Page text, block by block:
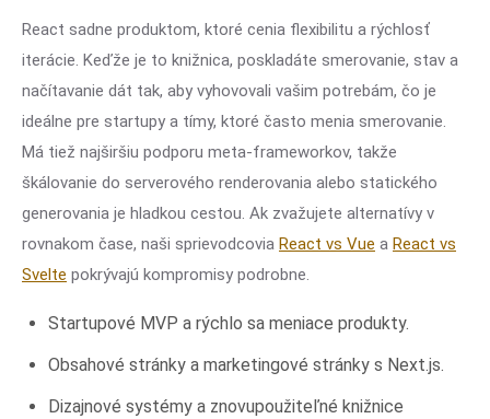
React sadne produktom, ktoré cenia flexibilitu a rýchlosť
iterácie. Keďže je to knižnica, poskladáte smerovanie, stav a
načítavanie dát tak, aby vyhovovali vašim potrebám, čo je
ideálne pre startupy a tímy, ktoré často menia smerovanie.
Má tiež najširšiu podporu meta-frameworkov, takže
škálovanie do serverového renderovania alebo statického
generovania je hladkou cestou. Ak zvažujete alternatívy v
rovnakom čase, naši sprievodcovia React vs Vue a React vs
Svelte pokrývajú kompromisy podrobne.
Startupové MVP a rýchlo sa meniace produkty.
Obsahové stránky a marketingové stránky s Next.js.
Dizajnové systémy a znovupoužiteľné knižnice